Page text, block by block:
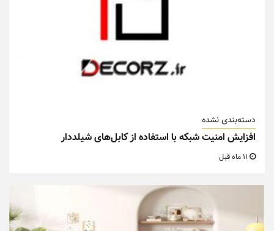
دسته‌بندی نشده
افزایش امنیت شبکه با استفاده از کابل‌های شیلددار